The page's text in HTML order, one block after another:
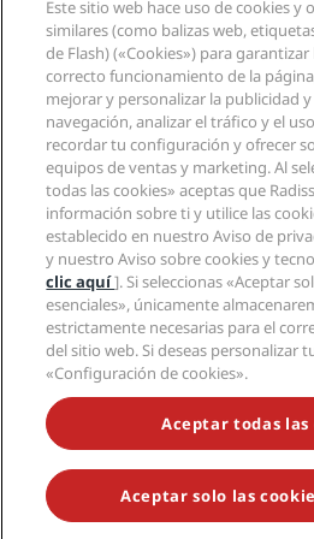
Nuevos hoteles y próximas
Aplicación de Radisson Hotels
Hoteles Sports Approved
Hoteles ideales para familias
Salud y seguridad
Radisson Hotel Group
Medios
Empleos en RHG
Empleos en PPHE
Empleos en EHL
The Club by RHG
Oportunidades de desarrollo
Responsabilidad social corporativa
Compras
Información legal
Centro de privacidad
Aviso legal
Términos y condiciones de
Acuerdo de uso del sitio
Accesibilidad digital
Declaración sobre la esclavitud
Ayuda
Avisos al consumidor
Contacto
Preguntas frecuentes
Mapa del sitio
Redes sociales
Marcas de Radisson Hotels
NO TE PIERDAS NUESTRAS
© 2026 Radisson Hotel Group.Todos los
Radisson Hotel Group, Radisson, Radisson
Este sitio web hace uso de cookies y
similares (como balizas web,
de Flash) («Cookies») para
correcto funcionamiento de la
mejorar y personalizar la publicidad
navegación, analizar el tráfico y el
recordar tu configuración y ofrecer
equipos de ventas y marketing. Al
todas las cookies» aceptas que
información sobre ti y utilice las
establecido en nuestro Aviso de
y nuestro Aviso sobre cookies y
clic aquí]. Si seleccionas «Aceptar
esenciales», únicamente
estrictamente necesarias para el
del sitio web. Si deseas personalizar
«Configuración de cookies».
Aceptar todas las
Aceptar solo las